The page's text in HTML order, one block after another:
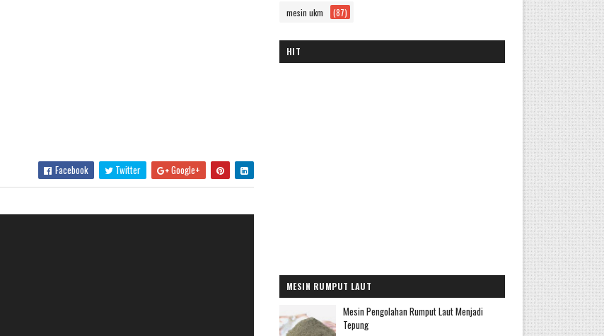
Facebook Twitter Google+
mesin ukm (87)
HIT
MESIN RUMPUT LAUT
Mesin Pengolahan Rumput Laut Menjadi
Tepung